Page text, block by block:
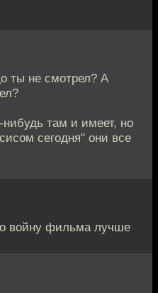
ты не смотрел? А
там и имеет, но
сегодня" они все
войну фильма лучше